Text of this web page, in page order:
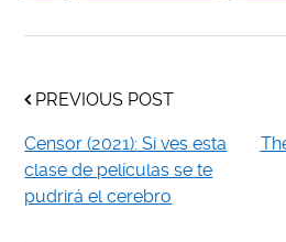
PREVIOUS POST
Censor (2021): Si ves esta
clase de películas se te
pudrirá el cerebro